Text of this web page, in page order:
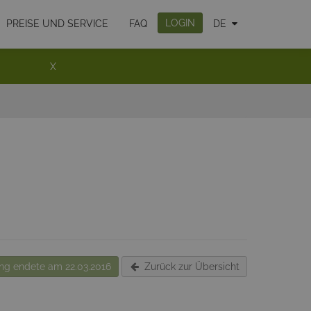
PREISE UND SERVICE FAQ LOGIN DE
X
endete am 22.03.2016 Zurück zur Übersicht